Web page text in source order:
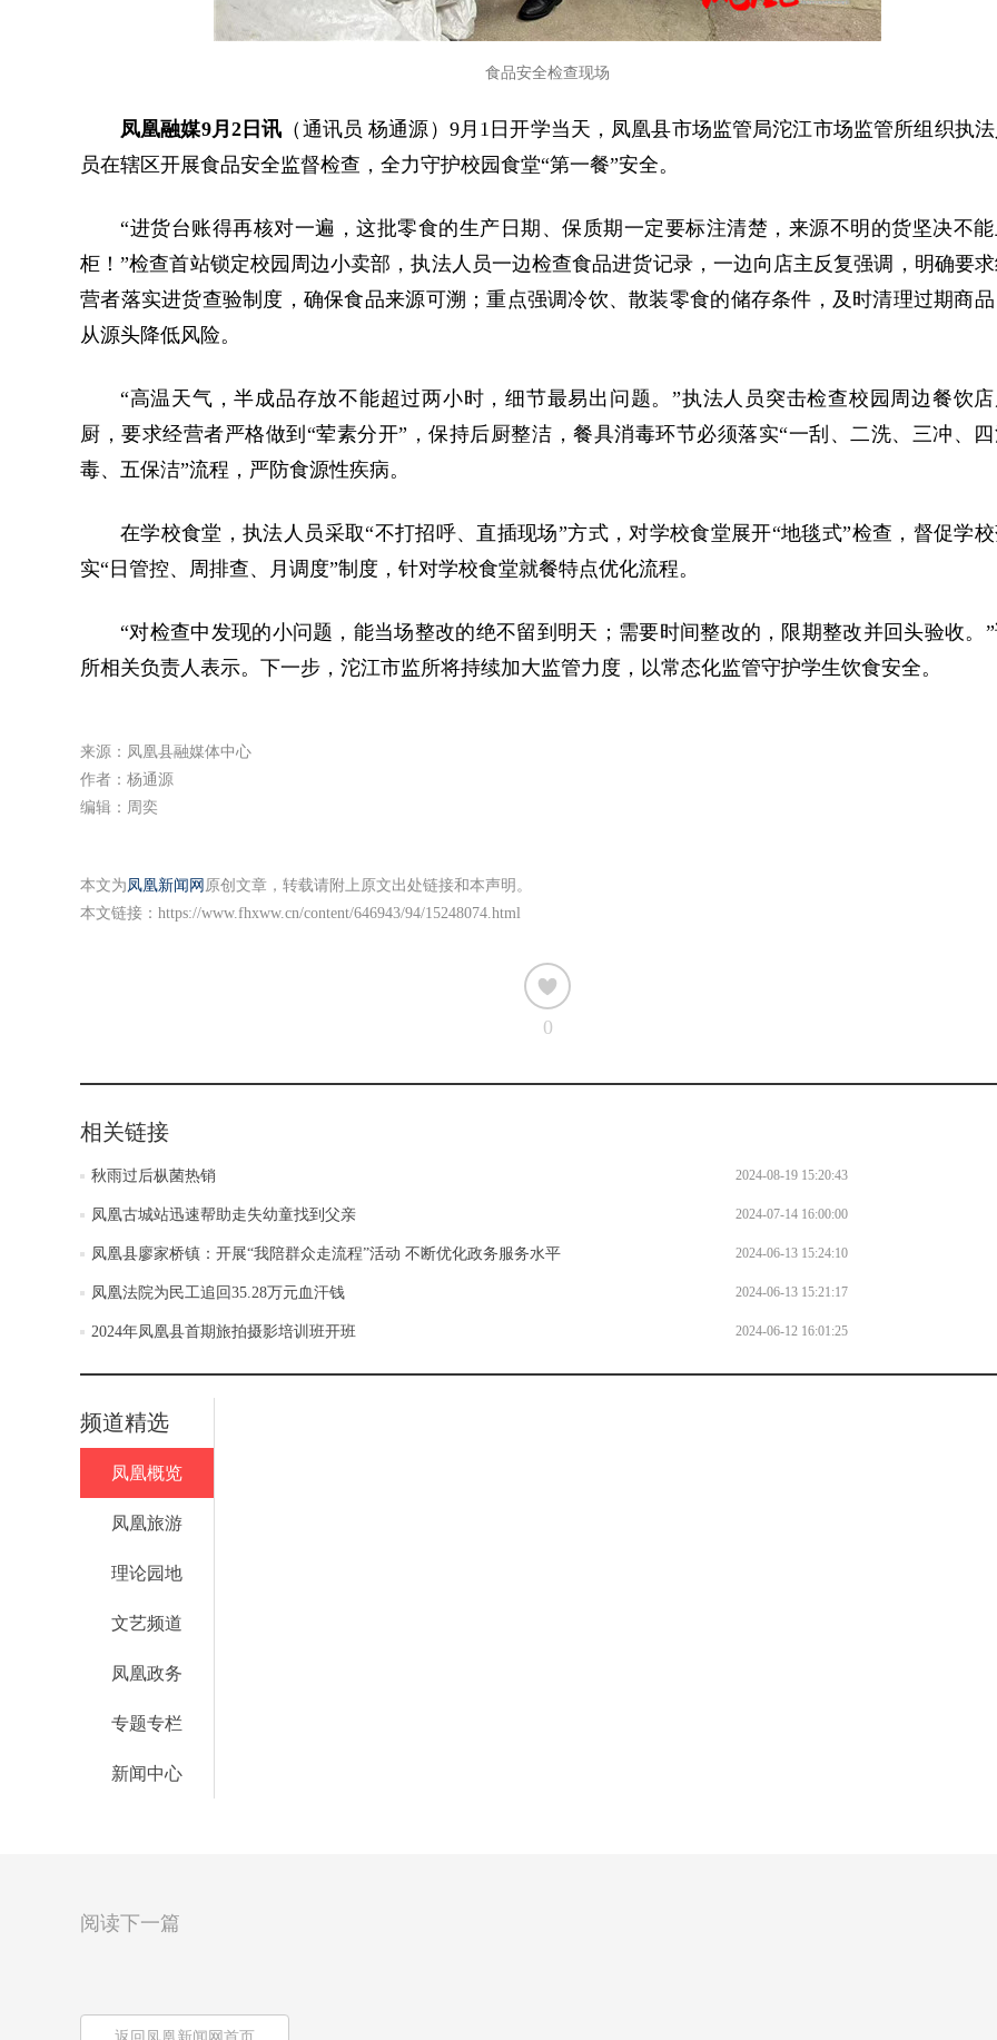
食品安全检查现场
凤凰融媒9月2日讯 （通讯员 杨通源）9月1日开学当天，凤凰县市场监管局沱江市场监管所组织执
员在辖区开展食品安全监督检查，全力守护校园食堂“第一餐”安全。
“进货台账得再核对一遍，这批零食的生产日期、保质期一定要标注清楚，来源不明的货坚决不
柜！”检查首站锁定校园周边小卖部，执法人员一边检查食品进货记录，一边向店主反复强调，明确要
营者落实进货查验制度，确保食品来源可溯；重点强调冷饮、散装零食的储存条件，及时清理过期商
从源头降低风险。
“高温天气，半成品存放不能超过两小时，细节最易出问题。”执法人员突击检查校园周边餐饮
厨，要求经营者严格做到“荤素分开”，保持后厨整洁，餐具消毒环节必须落实“一刮、二洗、三冲、
毒、五保洁”流程，严防食源性疾病。
在学校食堂，执法人员采取“不打招呼、直插现场”方式，对学校食堂展开“地毯式”检查，督促学
实“日管控、周排查、月调度”制度，针对学校食堂就餐特点优化流程。
“对检查中发现的小问题，能当场整改的绝不留到明天；需要时间整改的，限期整改并回头验收。
所相关负责人表示。下一步，沱江市监所将持续加大监管力度，以常态化监管守护学生饮食安全。
来源：凤凰县融媒体中心
作者：杨通源
编辑：周奕
本文为凤凰新闻网 原创文章，转载请附上原文出处链接和本声明。
本文链接： https://www.fhxww.cn/content/646943/94/15248074.html
0
相关链接
秋雨过后枞菌热销 2024-08-19 15:20:43
凤凰古城站迅速帮助走失幼童找到父亲 2024-07-14 16:00:00
凤凰县廖家桥镇：开展“我陪群众走流程”活动 不断优化政务服务水平 2024-06-13 15:24:10
凤凰法院为民工追回35.28万元血汗钱 2024-06-13 15:21:17
2024年凤凰县首期旅拍摄影培训班开班 2024-06-12 16:01:25
频道精选
凤凰概览
凤凰旅游
理论园地
文艺频道
凤凰政务
专题专栏
新闻中心
阅读下一篇